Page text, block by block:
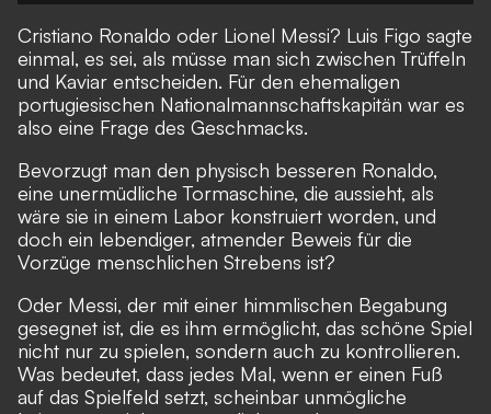
Cristiano Ronaldo oder Lionel Messi? Luis Figo sagte
einmal, es sei, als müsse man sich zwischen Trüffeln
und Kaviar entscheiden. Für den ehemaligen
portugiesischen Nationalmannschaftskapitän war es
also eine Frage des Geschmacks.
Bevorzugt man den physisch besseren Ronaldo,
eine unermüdliche Tormaschine, die aussieht, als
wäre sie in einem Labor konstruiert worden, und
doch ein lebendiger, atmender Beweis für die
Vorzüge menschlichen Strebens ist?
Oder Messi, der mit einer himmlischen Begabung
gesegnet ist, die es ihm ermöglicht, das schöne Spiel
nicht nur zu spielen, sondern auch zu kontrollieren.
Was bedeutet, dass jedes Mal, wenn er einen Fuß
auf das Spielfeld setzt, scheinbar unmögliche